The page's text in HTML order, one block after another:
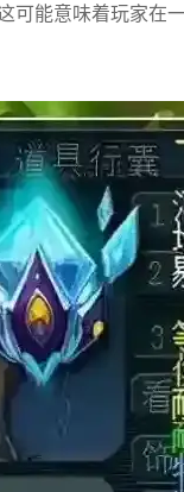
可能意味着玩家在